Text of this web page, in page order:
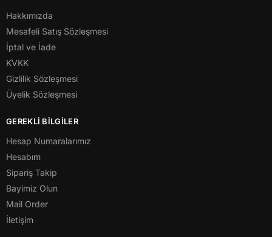
Hakkımızda
Mesafeli Satış Sözleşmesi
İptal ve İade
KVKK
Gizlilik Sözleşmesi
Üyelik Sözleşmesi
GEREKLİ BİLGİLER
Hesap Numaralarımız
Hesabım
Sipariş Takip
Bayimiz Olun
Mail Order
İletişim